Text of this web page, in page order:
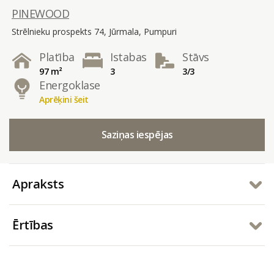
PINEWOOD
Strēlnieku prospekts 74, Jūrmala, Pumpuri
Platība
97 m²
Istabas
3
Stāvs
3/3
Energoklase
Aprēķini šeit
Saziņas iespējas
Apraksts
Ērtības